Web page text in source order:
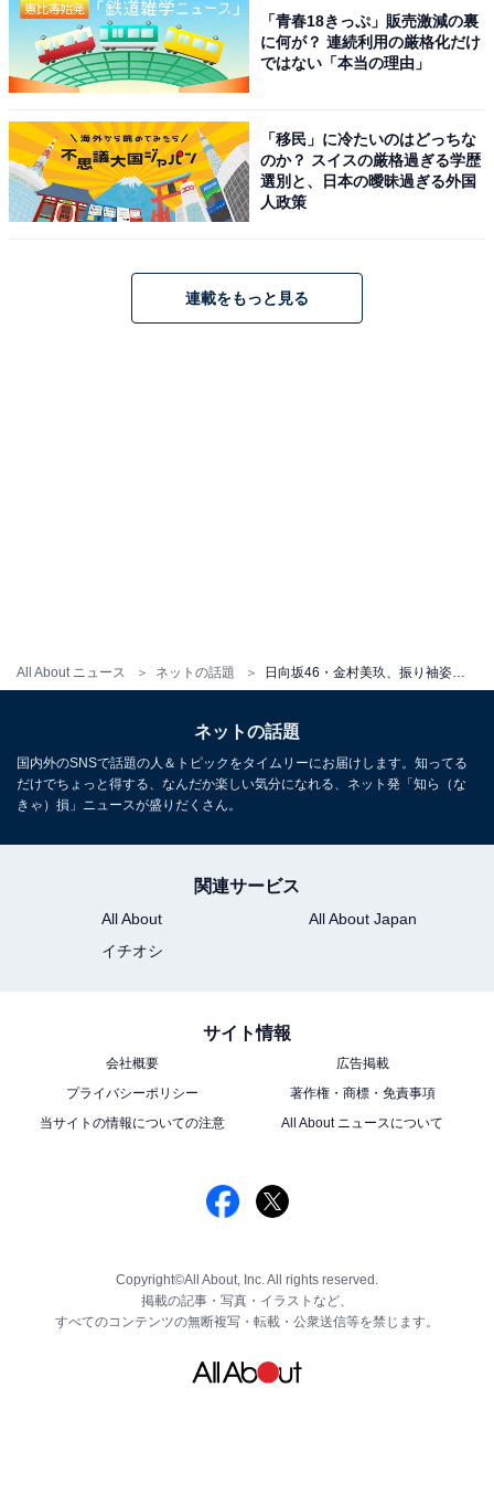
All About ニュース ネットの話題
「青春18きっぷ」販売激減の裏
に何が？ 連続利用の厳格化だけ
ではない「本当の理由」
「移民」に冷たいのはどっちな
のか？ スイスの厳格過ぎる学歴
選別と、日本の曖昧過ぎる外国
人政策
連載をもっと見る
ネットの話題
国内外のSNSで話題の人＆トピックをタイムリーにお届けします。知ってる
だけでちょっと得する、なんだか楽しい気分になれる、ネット発「知ら（な
きゃ）損」ニュースが盛りだくさん。
関連サービス
All About
All About Japan
イチオシ
サイト情報
会社概要
広告掲載
プライバシーポリシー
著作権・商標・免責事項
当サイトの情報についての注意
All About ニュースについて
Copyright©All About, Inc. All rights reserved.
掲載の記事・写真・イラストなど、
すべてのコンテンツの無断複写・転載・公衆送信等を禁じます。